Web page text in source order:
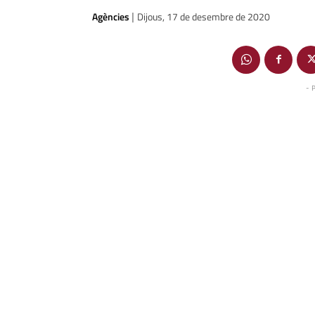
Agències | Dijous, 17 de desembre de 2020
-